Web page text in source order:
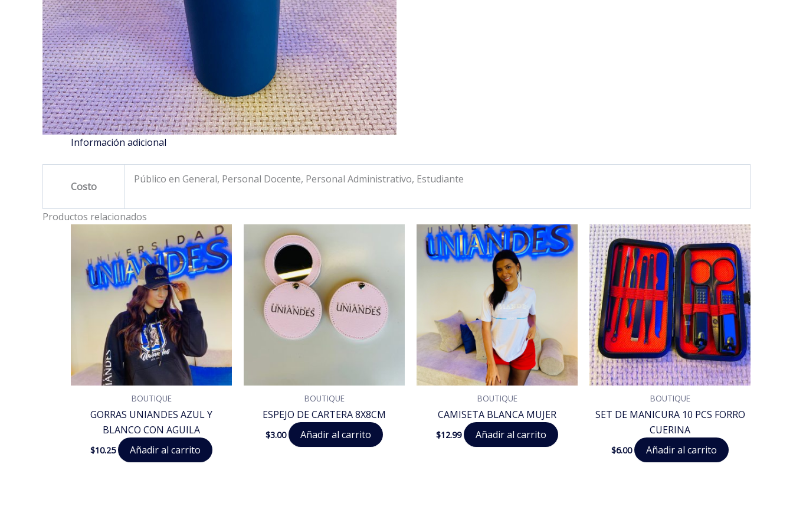
Información adicional
Costo
Público en General, Personal Docente, Personal Administrativo, Estudiante
Productos relacionados
BOUTIQUE
GORRAS UNIANDES AZUL Y
BLANCO CON AGUILA
$10.25 Añadir al carrito
BOUTIQUE
ESPEJO DE CARTERA 8X8CM
$3.00 Añadir al carrito
BOUTIQUE
CAMISETA BLANCA MUJER
$12.99 Añadir al carrito
BOUTIQUE
SET DE MANICURA 10 PCS FORRO
CUERINA
$6.00 Añadir al carrito